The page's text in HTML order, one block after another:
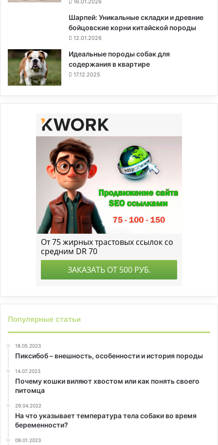
Шарпей: Уникальные складки и древние
бойцовские корни китайской породы
12.01.2026
Идеальные породы собак для
содержания в квартире
17.12.2025
Популярные статьи
18.05.2023
Пиксибоб – внешность, особенности и история породы
14.07.2023
Почему кошки виляют хвостом или как понять своего
питомца
29.04.2022
На что указывает температура тела собаки во время
беременности?
09.01.2023